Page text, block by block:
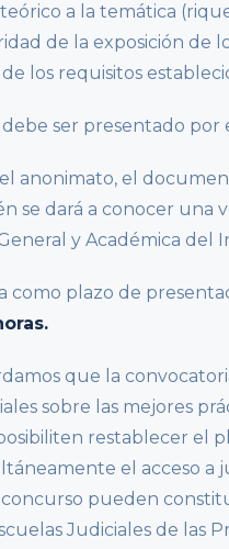
a la temática
de la exposición de
los requisitos
ser presentado por
anonimato, el
se dará a conocer una
y Académica del
como plazo de
que la
sobre las mejores
restablecer el
el acceso a
pueden
Judiciales de las